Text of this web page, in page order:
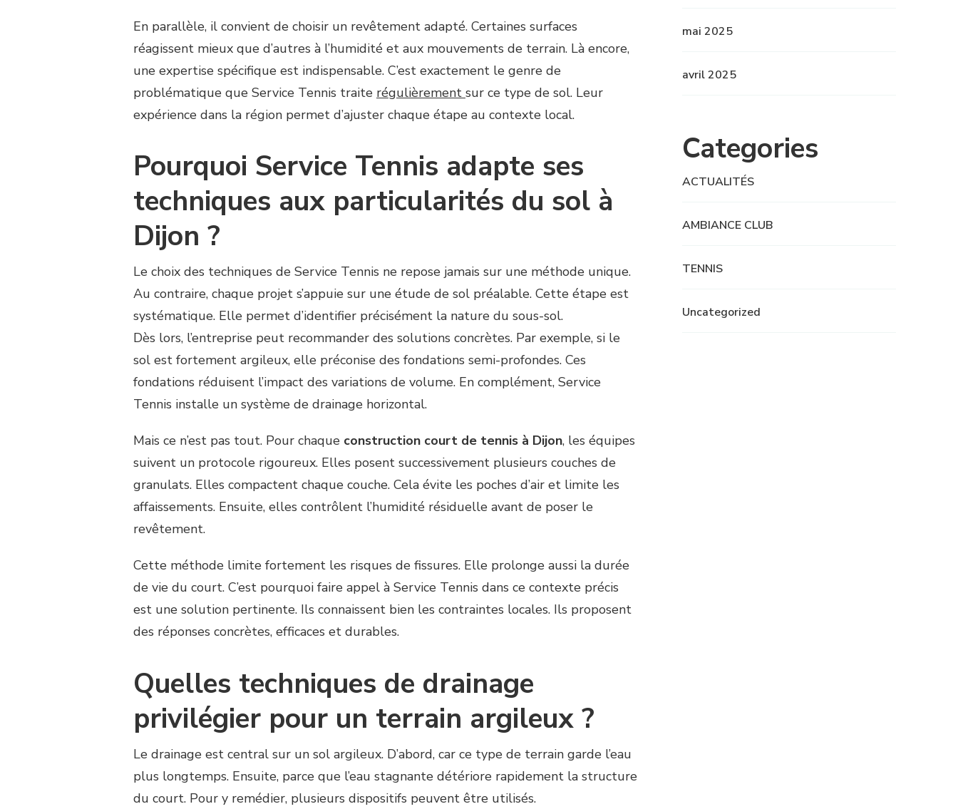
En parallèle, il convient de choisir un revêtement adapté. Certaines surfaces
réagissent mieux que d’autres à l’humidité et aux mouvements de terrain. Là encore,
une expertise spécifique est indispensable. C’est exactement le genre de
problématique que Service Tennis traite régulièrement sur ce type de sol. Leur
expérience dans la région permet d’ajuster chaque étape au contexte local.
Pourquoi Service Tennis adapte ses
techniques aux particularités du sol à
Dijon ?
Le choix des techniques de Service Tennis ne repose jamais sur une méthode unique.
Au contraire, chaque projet s’appuie sur une étude de sol préalable. Cette étape est
systématique. Elle permet d’identifier précisément la nature du sous-sol.
Dès lors, l’entreprise peut recommander des solutions concrètes. Par exemple, si le
sol est fortement argileux, elle préconise des fondations semi-profondes. Ces
fondations réduisent l’impact des variations de volume. En complément, Service
Tennis installe un système de drainage horizontal.
Mais ce n’est pas tout. Pour chaque construction court de tennis à Dijon, les équipes
suivent un protocole rigoureux. Elles posent successivement plusieurs couches de
granulats. Elles compactent chaque couche. Cela évite les poches d’air et limite les
affaissements. Ensuite, elles contrôlent l’humidité résiduelle avant de poser le
revêtement.
Cette méthode limite fortement les risques de fissures. Elle prolonge aussi la durée
de vie du court. C’est pourquoi faire appel à Service Tennis dans ce contexte précis
est une solution pertinente. Ils connaissent bien les contraintes locales. Ils proposent
des réponses concrètes, efficaces et durables.
Quelles techniques de drainage
privilégier pour un terrain argileux ?
Le drainage est central sur un sol argileux. D’abord, car ce type de terrain garde l’eau
plus longtemps. Ensuite, parce que l’eau stagnante détériore rapidement la structure
du court. Pour y remédier, plusieurs dispositifs peuvent être utilisés.
mai 2025
avril 2025
Categories
ACTUALITÉS
AMBIANCE CLUB
TENNIS
Uncategorized